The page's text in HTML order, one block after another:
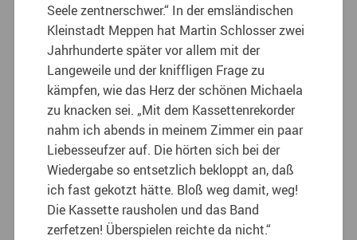
Seele zentnerschwer.“ In der emsländischen
Kleinstadt Meppen hat Martin Schlosser zwei
Jahrhunderte später vor allem mit der
Langeweile und der kniffligen Frage zu
kämpfen, wie das Herz der schönen Michaela
zu knacken sei. „Mit dem Kassettenrekorder
nahm ich abends in meinem Zimmer ein paar
Liebesseufzer auf. Die hörten sich bei der
Wiedergabe so entsetzlich bekloppt an, daß
ich fast gekotzt hätte. Bloß weg damit, weg!
Die Kassette rausholen und das Band
zerfetzen! Überspielen reichte da nicht.“